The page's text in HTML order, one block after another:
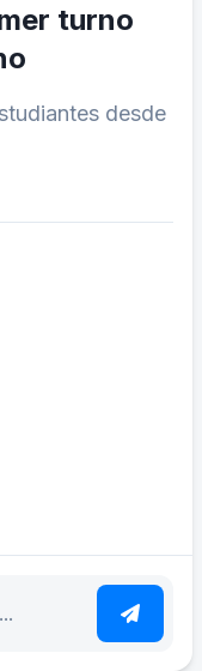
turno
desde